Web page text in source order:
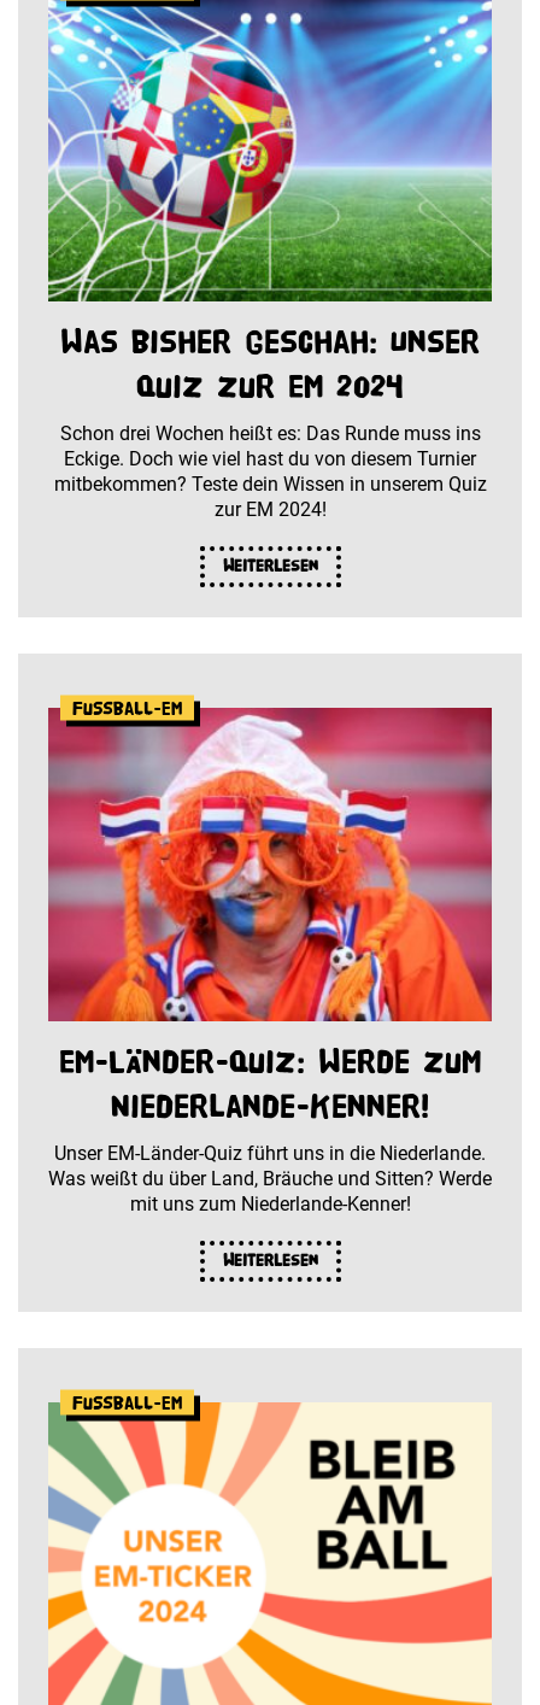
Was bisher geschah: Unser
Quiz zur EM 2024
Schon drei Wochen heißt es: Das Runde muss ins
Eckige. Doch wie viel hast du von diesem Turnier
mitbekommen? Teste dein Wissen in unserem Quiz
zur EM 2024!
Weiterlesen
Fußball-EM
EM-Länder-Quiz: Werde zum
Niederlande-Kenner!
Unser EM-Länder-Quiz führt uns in die Niederlande.
Was weißt du über Land, Bräuche und Sitten? Werde
mit uns zum Niederlande-Kenner!
Weiterlesen
Fußball-EM